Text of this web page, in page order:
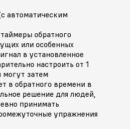
автоматическим
обратного
или особенных
в установленное
настроить от 1
затем
в обратного времени в
решение для людей,
принимать
упражнения